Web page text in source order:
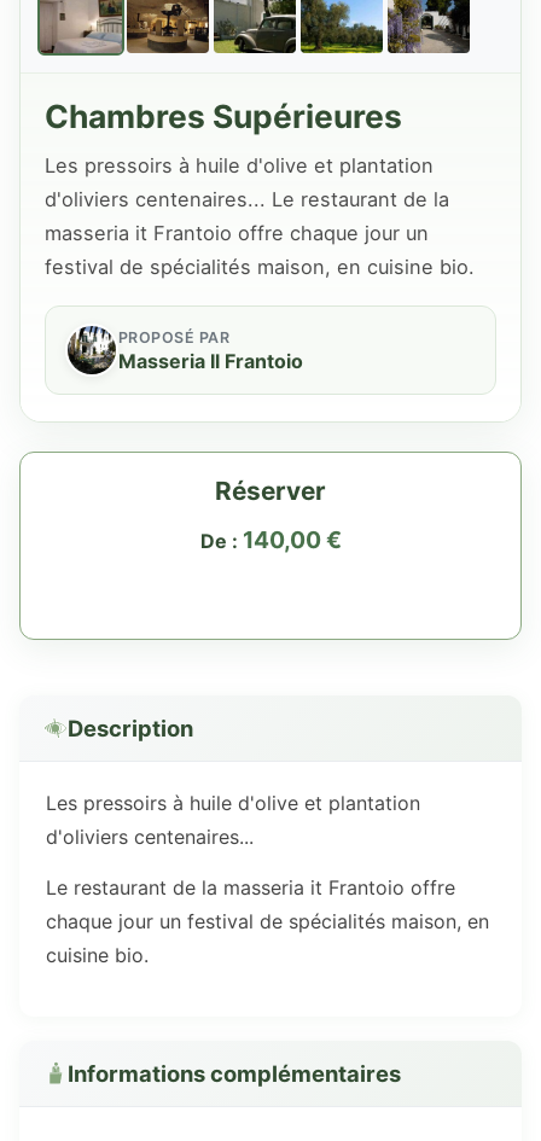
Chambres Supérieures
Les pressoirs à huile d'olive et plantation
d'oliviers centenaires... Le restaurant de la
masseria it Frantoio offre chaque jour un
festival de spécialités maison, en cuisine bio.
PROPOSÉ PAR
Masseria Il Frantoio
Réserver
De : 140,00€
Description
Les pressoirs à huile d'olive et plantation
d'oliviers centenaires...
Le restaurant de la masseria it Frantoio offre
chaque jour un festival de spécialités maison, en
cuisine bio.
Informations complémentaires